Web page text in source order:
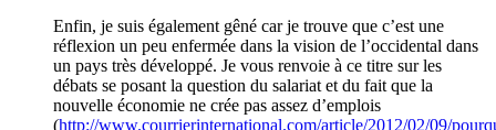
Enfin, je suis également gêné car je trouve que c’est une
réflexion un peu enfermée dans la vision de l’occidental dans
un pays très développé. Je vous renvoie à ce titre sur les
débats se posant la question du salariat et du fait que la
nouvelle économie ne crée pas assez d’emplois
(http://www.courrierinternational.com/article/2012/02/09/